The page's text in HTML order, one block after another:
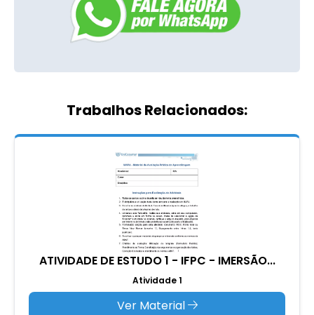
Trabalhos Relacionados:
ATIVIDADE DE ESTUDO 1 - IFPC - IMERSÃO...
Atividade 1
Ver Material